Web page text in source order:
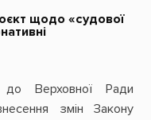
щодо «судової
Верховної Ради
змін Закону